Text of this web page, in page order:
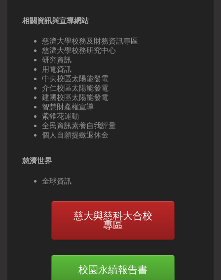
相關資訊與宣導網站
慈濟大學校務及財務資訊專區
慈濟大學校務研究中心
研究資訊
用電資訊
中央校區太陽能發電
介仁校區太陽能發電
建國校區太陽能發電
智慧財產權宣導
紫錐花運動
全民資訊素養自我評量
個人自願提繳退休金
慈濟世界
全球資訊
慈大與慈科大合校
專區
校園永續報告書